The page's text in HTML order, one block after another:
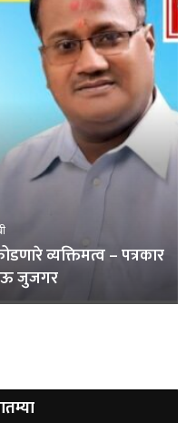
व्यक्तिमत्व – पत्रकार
जुजगर